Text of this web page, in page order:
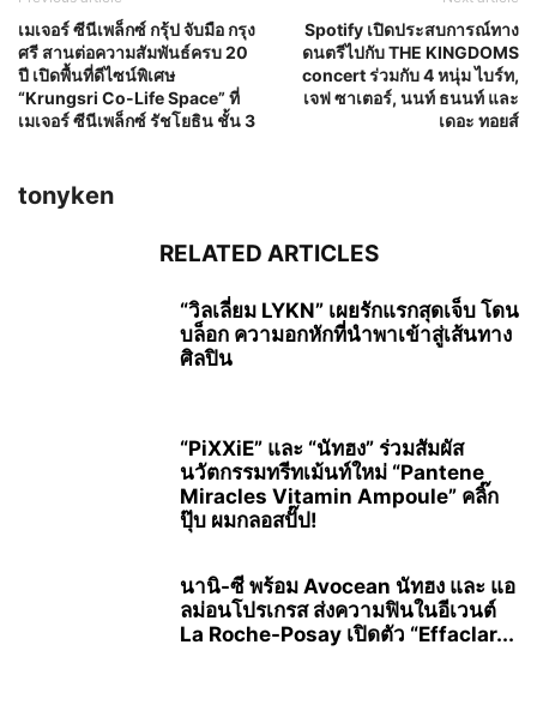
เมเจอร์ ซีนีเพล็กซ์ กรุ้ป จับมือ กรุง
ศรี สานต่อความสัมพันธ์ครบ 20
ปี เปิดพื้นที่ดีไซน์พิเศษ
“Krungsri Co-Life Space” ที่
เมเจอร์ ซีนีเพล็กซ์ รัชโยธิน ชั้น 3
Spotify เปิดประสบการณ์ทาง
ดนตรีไปกับ THE KINGDOMS
concert ร่วมกับ 4 หนุ่ม ไบร์ท,
เจฟ ซาเตอร์, นนท์ ธนนท์ และ
เดอะ ทอยส์
tonyken
RELATED ARTICLES
“วิลเลี่ยม LYKN” เผยรักแรกสุดเจ็บ โดน
บล็อก ความอกหักที่นำพาเข้าสู่เส้นทาง
ศิลปิน
“PiXXiE” และ “นัทฮง” ร่วมสัมผัส
นวัตกรรมทรีทเม้นท์ใหม่ “Pantene
Miracles Vitamin Ampoule” คลิ๊ก
ปุ๊บ ผมกลอสปั๊ป!
นานิ-ซี พร้อม Avocean นัทฮง และ แอ
ลม่อนโปรเกรส ส่งความฟินในอีเวนต์
La Roche-Posay เปิดตัว “Effaclar...